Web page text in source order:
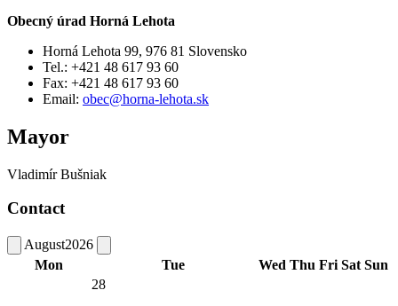
Obecný úrad Horná Lehota
Horná Lehota 99, 976 81 Slovensko
Tel.: +421 48 617 93 60
Fax: +421 48 617 93 60
Email: obec@horna-lehota.sk
Mayor
Vladimír Bušniak
Contact
August2026
Mon
Tue Wed Thu Fri Sat Sun
28